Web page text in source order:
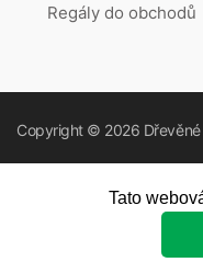
Regály do obchodů
Copyright © 2026
Tato